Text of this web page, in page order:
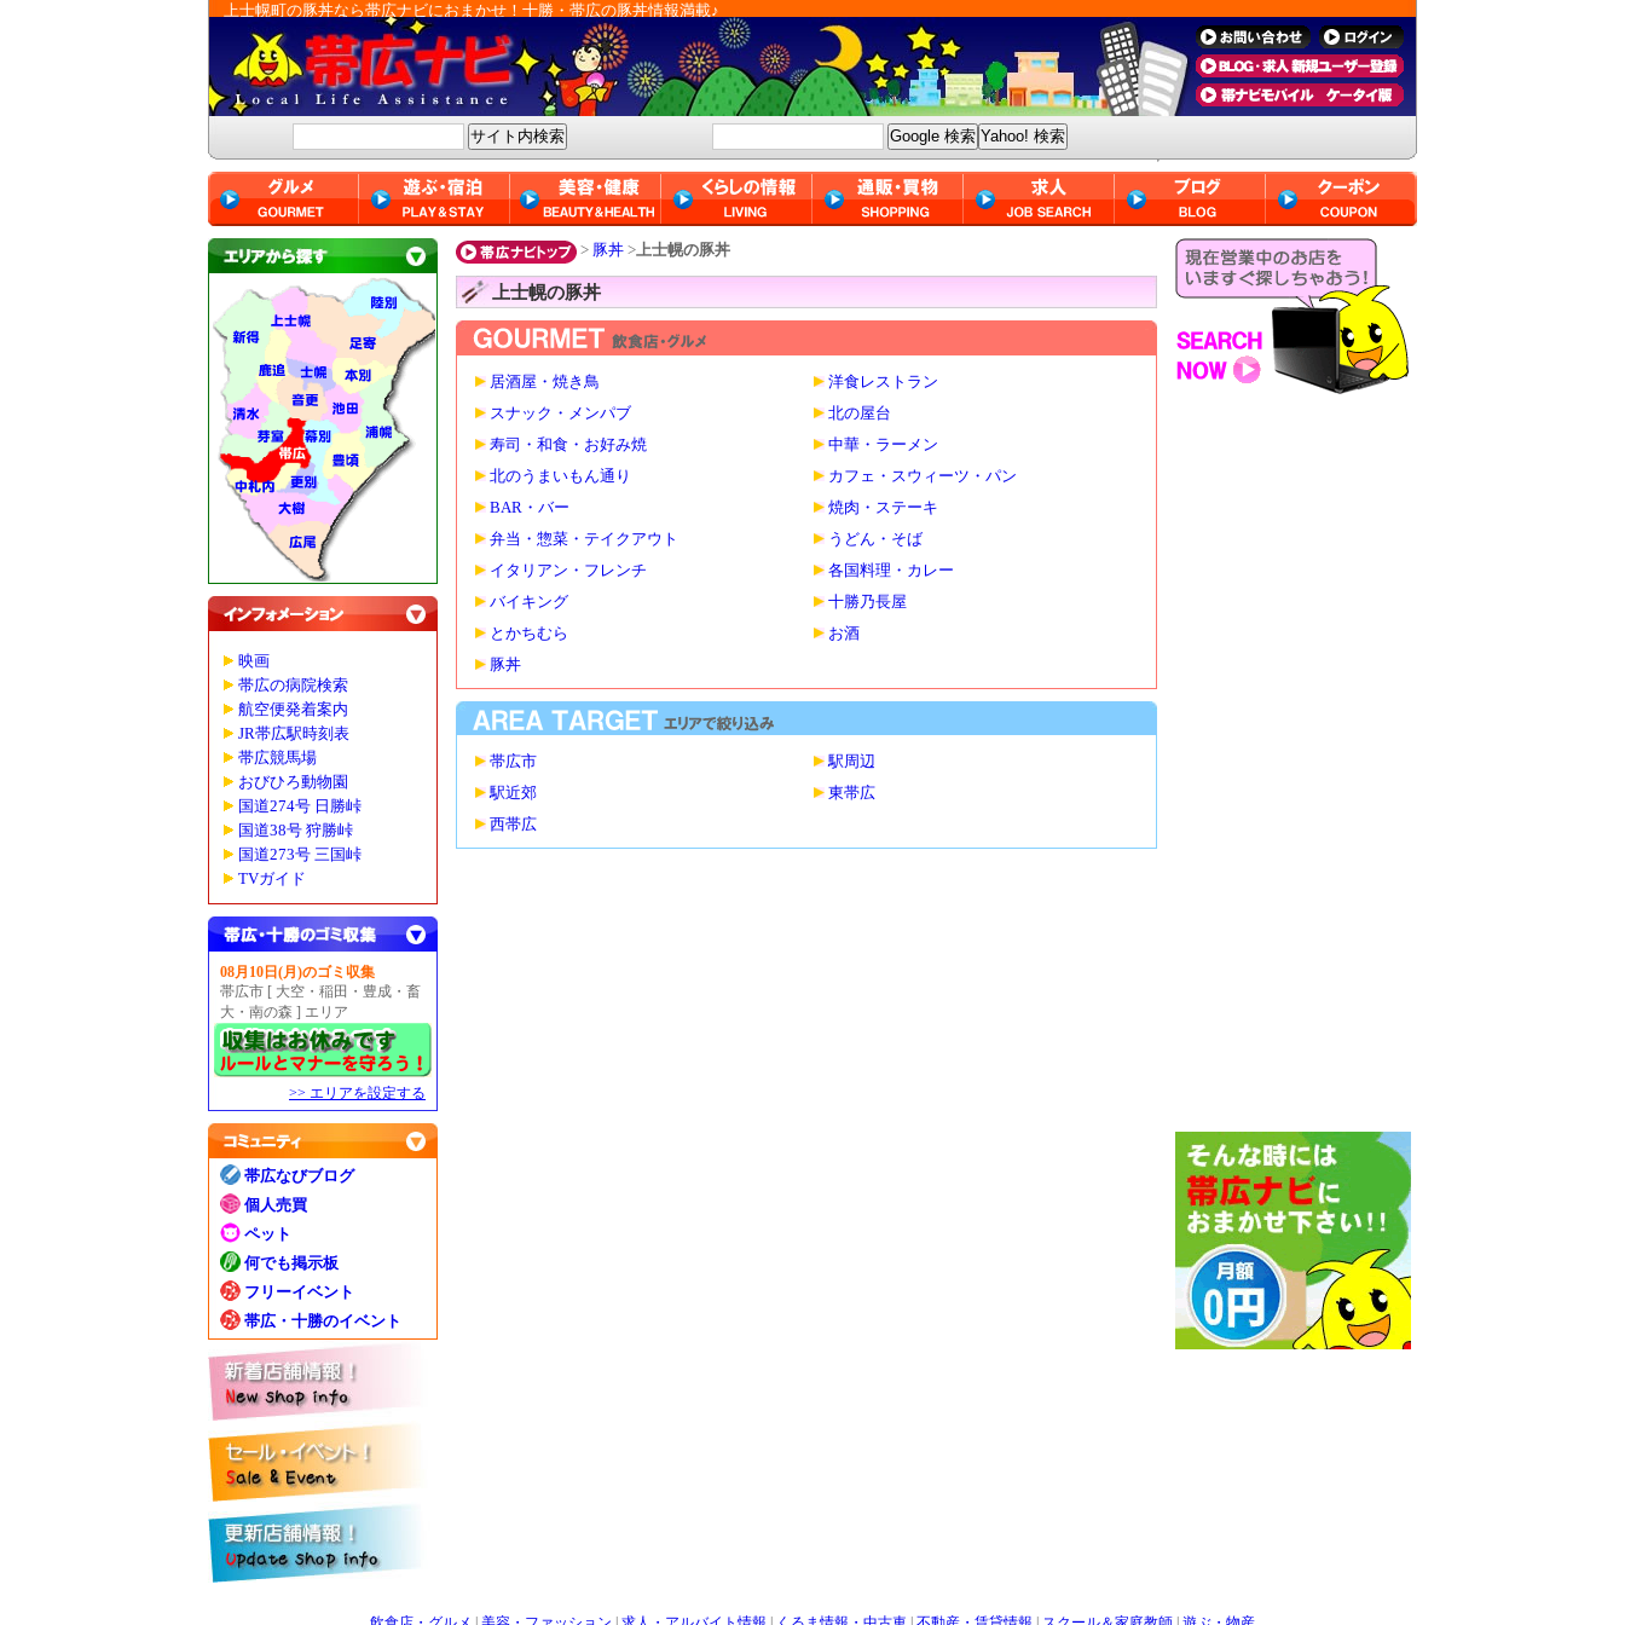
上士幌町の豚丼なら帯広ナビにおまかせ！十勝・帯広の豚丼情報満載♪
映画
帯広の病院検索
航空便発着案内
JR帯広駅時刻表
帯広競馬場
おびひろ動物園
国道274号 日勝峠
国道38号 狩勝峠
国道273号 三国峠
TVガイド
08月10日(月)のゴミ収集
帯広市 [ 大空・稲田・豊成・畜
大・南の森 ] エリア
>> エリアを設定する
帯広なびブログ
個人売買
ペット
何でも掲示板
フリーイベント
帯広・十勝のイベント
> 豚丼 >上士幌の豚丼
上士幌の豚丼
居酒屋・焼き鳥
洋食レストラン
スナック・メンパブ
北の屋台
寿司・和食・お好み焼
中華・ラーメン
北のうまいもん通り
カフェ・スウィーツ・パン
BAR・バー
焼肉・ステーキ
弁当・惣菜・テイクアウト
うどん・そば
イタリアン・フレンチ
各国料理・カレー
バイキング
十勝乃長屋
とかちむら
お酒
豚丼
帯広市
駅周辺
駅近郊
東帯広
西帯広